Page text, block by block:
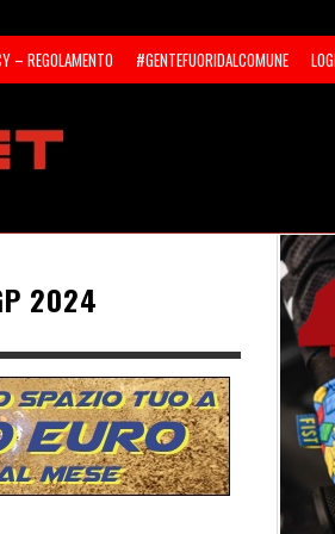
– REGOLAMENTO #GENTEFUORIDALCOMUNE
2024